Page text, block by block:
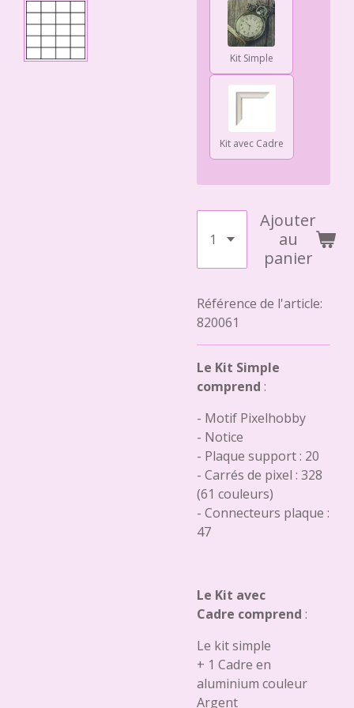
Kit Simple
Kit avec Cadre
Ajouter
au
panier
Référence de l'article:
820061
Le Kit Simple
comprend :
- Motif Pixelhobby
- Notice
- Plaque support : 20
- Carrés de pixel : 328
(61 couleurs)
- Connecteurs plaque :
47
Le Kit avec
Cadre comprend :
Le kit simple
+ 1 Cadre en
aluminium couleur
Argent